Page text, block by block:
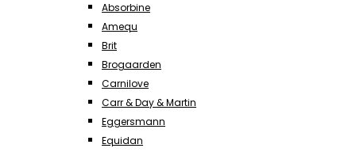
Absorbine
Amequ
Brit
Brogaarden
Carnilove
Carr & Day & Martin
Eggersmann
Equidan